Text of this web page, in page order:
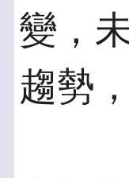
變，
趨勢